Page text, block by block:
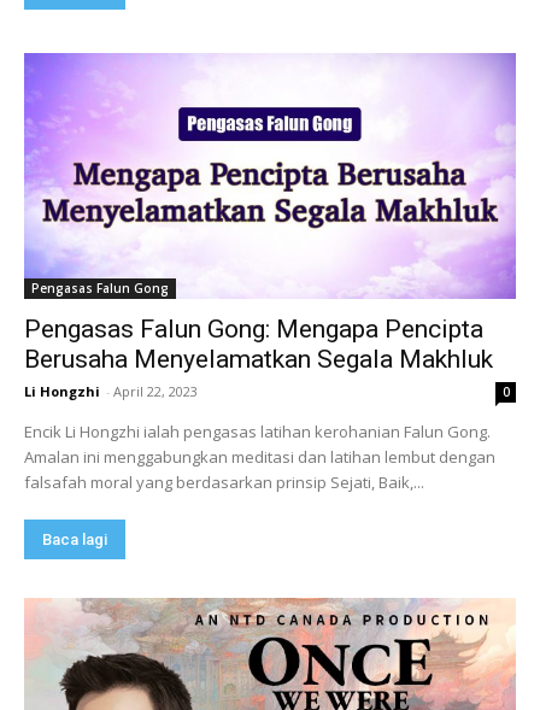
Pengasas Falun Gong
Pengasas Falun Gong: Mengapa Pencipta
Berusaha Menyelamatkan Segala Makhluk
Li Hongzhi - April 22, 2023 0
Encik Li Hongzhi ialah pengasas latihan kerohanian Falun Gong.
Amalan ini menggabungkan meditasi dan latihan lembut dengan
falsafah moral yang berdasarkan prinsip Sejati, Baik,...
Baca lagi